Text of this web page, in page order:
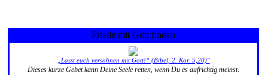
Friede mit Gott finden
„Lasst euch versöhnen mit Gott!“ (Bibel, 2. Kor. 5,20)"
Dieses kurze Gebet kann Deine Seele retten, wenn Du es aufrichtig meinst: